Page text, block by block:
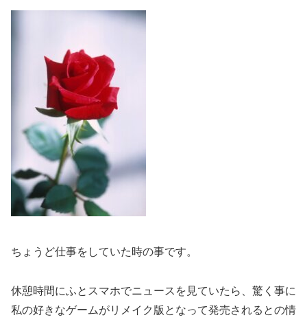
ちょうど仕事をしていた時の事です。
休憩時間にふとスマホでニュースを見ていたら、驚く事に
私の好きなゲームがリメイク版となって発売されるとの情